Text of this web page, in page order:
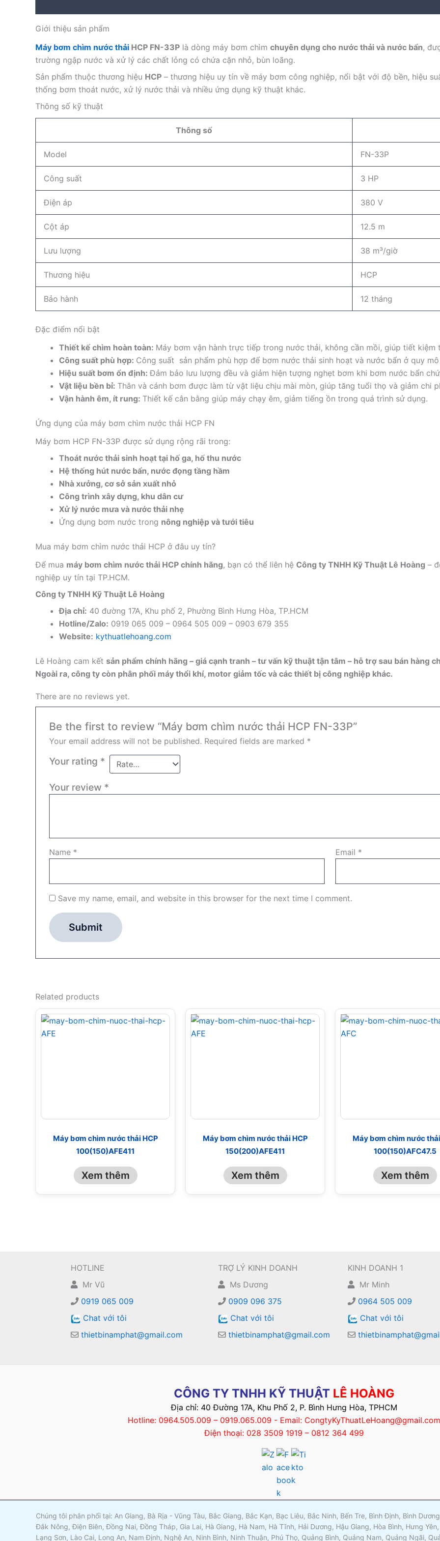
Giới thiệu sản phẩm
Máy bơm chìm nước thải HCP FN-33P là dòng máy bơm chìm chuyên dụng cho nước thải và nước bẩn,
trường ngập nước và xử lý các chất lỏng có chứa cặn nhỏ, bùn loãng.
Sản phẩm thuộc thương hiệu HCP – thương hiệu uy tín về máy bơm công nghiệp, nổi bật với độ bền, hiệu
thống bơm thoát nước, xử lý nước thải và nhiều ứng dụng kỹ thuật khác.
Thông số kỹ thuật
Thông số
Model FN-33P
Công suất 3 HP
Điện áp 380 V
Cột áp 12.5 m
Lưu lượng 38 m³/giờ
Thương hiệu HCP
Bảo hành 12 tháng
Đặc điểm nổi bật
Thiết kế chìm hoàn toàn: Máy bơm vận hành trực tiếp trong nước thải, không cần mồi, giúp tiết kiệm
Công suất phù hợp: Công suất sản phẩm phù hợp để bơm nước thải sinh hoạt và nước bẩn ở quy
Hiệu suất bơm ổn định:Đảm bảo lưu lượng đều và giảm hiện tượng nghẹt bơm khi bơm nước bẩn
Vật liệu bền bỉ: Thân và cánh bơm được làm từ vật liệu chịu mài mòn, giúp tăng tuổi thọ và giảm chi
Vận hành êm, ít rung: Thiết kế cân bằng giúp máy chạy êm, giảm tiếng ồn trong quá trình sử dụng.
Ứng dụng của máy bơm chìm nước thải HCP FN
Máy bơm HCP FN-33P được sử dụng rộng rãi trong:
Thoát nước thải sinh hoạt tại hố ga, hố thu nước
Hệ thống hút nước bẩn, nước đọng tầng hầm
Nhà xưởng, cơ sở sản xuất nhỏ
Công trình xây dựng, khu dân cư
Xử lý nước mưa và nước thải nhẹ
Ứng dụng bơm nước trong nông nghiệp và tưới tiêu
Mua máy bơm chìm nước thải HCP ở đâu uy tín?
Để mua máy bơm chìm nước thải HCP chính hãng, bạn có thể liên hệ Công ty TNHH Kỹ Thuật Lê Hoàng –
nghiệp uy tín tại TP.HCM.
Công ty TNHH Kỹ Thuật Lê Hoàng
Địa chỉ: 40 đường 17A, Khu phố 2, Phường Bình Hưng Hòa, TP.HCM
Hotline/Zalo: 0919 065 009 – 0964 505 009 – 0903 679 355
Website: kythuatlehoang.com
Lê Hoàng cam kết sản phẩm chính hãng – giá cạnh tranh – tư vấn kỹ thuật tận tâm – hỗ trợ sau bán hàng
Ngoài ra, công ty còn phân phối máy thổi khí, motor giảm tốc và các thiết bị công nghiệp khác.
There are no reviews yet.
Be the first to review “Máy bơm chìm nước thải HCP FN-33P”
Your email address will not be published. Required fields are marked *
Your rating *
Your review *
Name * Email *
Save my name, email, and website in this browser for the next time I comment.
Related products
Máy bơm chìm nước thải HCP
100(150)AFE411
Xem thêm
Máy bơm chìm nước thải HCP
150(200)AFE411
Xem thêm
Máy bơm chìm nước
100(150)AFC47.5
Xem thêm
HOTLINE
Mr Vũ
0919 065 009
Chat với tôi
thietbinamphat@gmail.com
TRỢ LÝ KINH DOANH
Ms Dương
0909 096 375
Chat với tôi
thietbinamphat@gmail.com
KINH DOANH 1
Mr Minh
0964 505 009
Chat với tôi
CÔNG TY TNHH KỸ THUẬT LÊ HOÀNG
Địa chỉ: 40 Đường 17A, Khu Phố 2, P. Bình Hưng Hòa, TPHCM
Hotline: 0964.505.009 – 0919.065.009 - Email: CongtyKyThuatLeHoang@gmail.com
Điện thoại: 028 3509 1919 – 0812 364 499
Chúng tôi phân phối tại: An Giang, Bà Rịa - Vũng Tàu, Bắc Giang, Bắc Kạn, Bạc Liêu, Bắc Ninh, Bến Tre, Bình Định, Bình
Đắk Nông, Điện Biên, Đồng Nai, Đồng Tháp, Gia Lai, Hà Giang, Hà Nam, Hà Tĩnh, Hải Dương, Hậu Giang, Hòa Bình, Hưng
Lạng Sơn, Lào Cai, Long An, Nam Định, Nghệ An, Ninh Bình, Ninh Thuận, Phú Thọ, Quảng Bình, Quảng Nam, Quảng Ngãi,